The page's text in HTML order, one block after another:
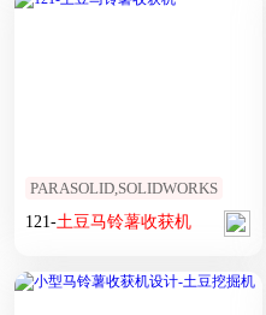
PARASOLID,SOLIDWORKS
121-土豆马铃薯收获机